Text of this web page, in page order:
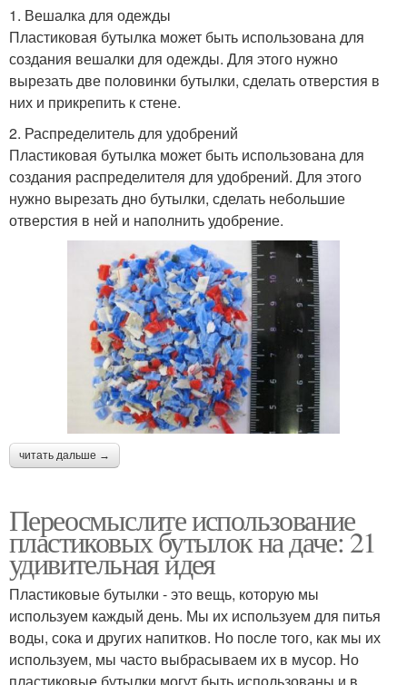
1. Вешалка для одежды
Пластиковая бутылка может быть использована для
создания вешалки для одежды. Для этого нужно
вырезать две половинки бутылки, сделать отверстия в
них и прикрепить к стене.
2. Распределитель для удобрений
Пластиковая бутылка может быть использована для
создания распределителя для удобрений. Для этого
нужно вырезать дно бутылки, сделать небольшие
отверстия в ней и наполнить удобрение.
читать дальше →
Переосмыслите использование
пластиковых бутылок на даче: 21
удивительная идея
Пластиковые бутылки - это вещь, которую мы
используем каждый день. Мы их используем для питья
воды, сока и других напитков. Но после того, как мы их
используем, мы часто выбрасываем их в мусор. Но